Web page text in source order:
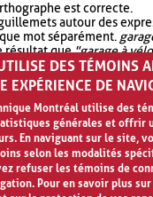
est correcte.
autour des
mot séparément.
résultat que"garage à
votre recherche avec
plus de résultat que
DES TÉMOINS
EXPÉRIENCE DE
Montréal utilise des
générales et offrir
En naviguant sur le site,
selon les modalités
refuser les témoins de
Pour en savoir plus